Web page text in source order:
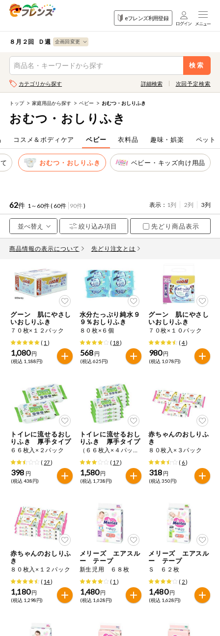
eフレンズ利用登録
ログイン
生協加入はこちら
登録から開始まで
注文番号注文
お気に入り注文
注文履歴注文
WEBカタログ
先着限定から探す
人気カテゴリ
食品から探す
家庭用品から探す
目的から探す
生協独自
自動注文システム登録
自動注文システム登録を確認する
自動注文システム登録を修正する
くらしの定番品（毎週企画）
専門ショップサイト
８月２回 Ｄ週
検索
食品
から探す
目的
から探す
果物
野菜
肉・ハム・ソ
ーセージ
魚介・加工品
米・雑穀など
パン・ジャム
豆腐・納豆・
こんにゃく
冷凍食品
ミールキット
など
麺類
レトルト・缶
詰・瓶詰
調味料・だ
し・油・ルー
おやつ
飲料
酒・ノンアル
コール
切り花・仏花
ティッシュ・
トイレットペ
ーパー
衛生・生理用
品
果物すべて
カテゴリから探す 詳細検索
検索条件を指定してください。全項目に条件を指定しなくて
も検索できます。
キーワード
キーワードをすべて含む
メーカー名
カテゴリ
特価情報
アレルゲン情報
特定原材料と特定原材料に準ずるものが含まれていない商品
を検索できます。
小麦 卵 乳
落花生 かに くるみ
特定原材料に準ずるもの
アーモンド あわび いか
カシューナッツ
キウイフルーツ 牛肉
さけ さば ゼラチン 大豆
バナナ
マカダミアナッツ やまいも
次回予定検索
トップ 家庭用品から探す ベビー おむつ・おしりふき
おむつ・おしりふき
コスメ＆ボディケア ベビー 衣料品 趣味・娯楽 ペット
おむつ・おしりふき ベビー・キッズ向け用品
62件 1～60件 ( 60件 90件) 表示： 1列 2列 3列
先どり商品表示
商品情報の表示について 先どり注文とは
グーン 肌にやさし
いおしりふき
７０枚×１２パック
( 1 )
1,080 円
(税込 1,188円)
水分たっぷり純水９
９％おしりふき
８０枚×６個
( 18)
568 円
(税込 625円)
グーン 肌にやさし
いおしりふき
７０枚×１０パック
( 4)
980円
(税込 1,078円)
トイレに流せるおし
りふき 厚手タイプ
６６枚入×２パック
( 27)
398 円
(税込 438円)
トイレに流せるおし
りふき 厚手タイプ
（６６枚入×４パック）×２個組
( 17)
1,580 円
(税込 1,738円)
赤ちゃんのおしりふ
き
８０枚入×３パック
( 6)
318 円
(税込 350円)
赤ちゃんのおしりふ
き
８０枚入×１２パック
( 14)
1,180 円
(税込 1,298円)
メリーズ エアスル
ー テープ
新生児用 ６８枚
( 1 )
1,480 円
(税込 1,628円)
メリーズ エアスル
ー テープ
Ｓ ６２枚
( 2)
1,480 円
(税込 1,628円)